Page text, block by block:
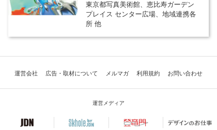
東京都写真美術館、恵比寿ガーデン
プレイス センター広場、地域連携各
所 他
運営会社 広告・取材について メルマガ 利用規約 お問い合わせ
運営メディア